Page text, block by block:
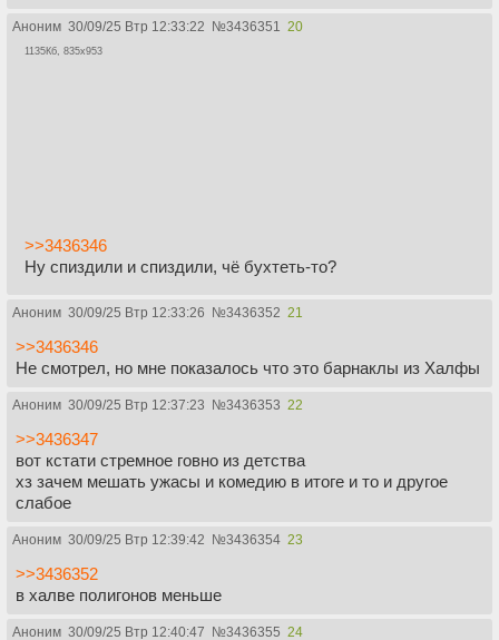
Аноним 30/09/25 Втр 12:33:22 №3436351 20
1135Кб, 835x953
>>3436346
Ну спиздили и спиздили, чё бухтеть-то?
Аноним 30/09/25 Втр 12:33:26 №3436352 21
>>3436346
Не смотрел, но мне показалось что это барнаклы из Халфы
Аноним 30/09/25 Втр 12:37:23 №3436353 22
>>3436347
вот кстати стремное говно из детства
хз зачем мешать ужасы и комедию в итоге и то и другое
слабое
Аноним 30/09/25 Втр 12:39:42 №3436354 23
>>3436352
в халве полигонов меньше
Аноним 30/09/25 Втр 12:40:47 №3436355 24